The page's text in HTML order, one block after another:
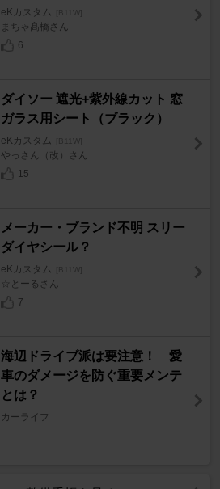
eKカスタム [B11W]
まちゃ髙橋さん
6
ダイソー 遮光+紫外線カット 窓
ガラス用シート（ブラック）
eKカスタム [B11W]
やっさん（改）さん
15
メーカー・ブランド不明 スリー
ダイヤシール？
eKカスタム [B11W]
☆とーるさん
7
海辺ドライブ派は要注意！ 愛
車のダメージを防ぐ重要メンテ
とは？
カーライフ